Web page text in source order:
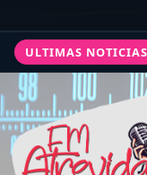
ULTIMAS NOTICIAS
las